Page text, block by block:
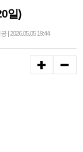
일)
| 2026.05.05 19:44